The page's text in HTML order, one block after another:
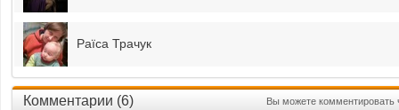
Раїса Трачук
Комментарии (6) Вы можете комментировать